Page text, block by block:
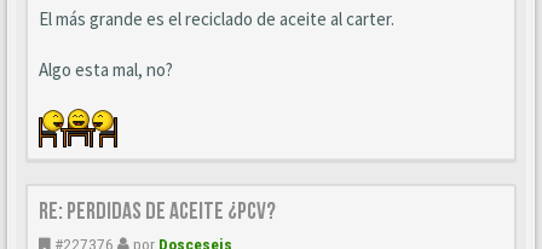
El más grande es el reciclado de aceite al carter.
Algo esta mal, no?
Re: perdidas de aceite ¿pcv?
#227376 por Dosceseis